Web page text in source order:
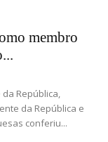
membro
República,
da República e
conferiu...